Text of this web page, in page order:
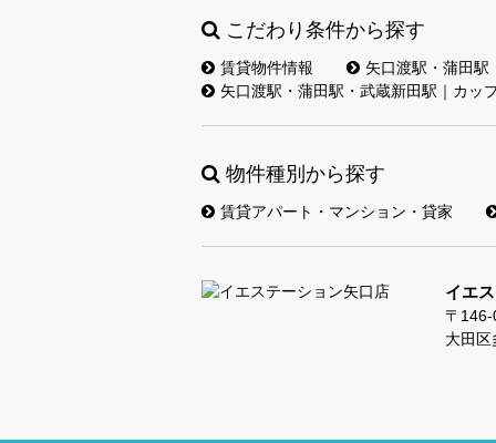
こだわり条件から探す
賃貸物件情報
矢口渡駅・蒲田駅
矢口渡駅・蒲田駅・武蔵新田駅｜カッ
物件種別から探す
賃貸アパート・マンション・貸家
イエ
〒
大田